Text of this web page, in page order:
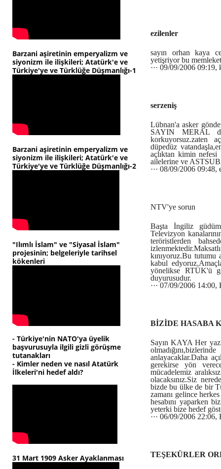
Barzani aşiretinin emperyalizm ve
siyonizm ile ilişkileri; Atatürk'e ve
Türkiye'ye ve Türklüğe Düşmanlığı-1
Barzani aşiretinin emperyalizm ve
siyonizm ile ilişkileri; Atatürk'e ve
Türkiye'ye ve Türklüğe Düşmanlığı-2
"Ilımlı İslam" ve "Siyasal İslam"
projesinin; belgeleriyle tarihsel
kökenleri
- Türkiye'nin NATO'ya üyelik
başvurusuyla ilgili gizli görüşme
tutanakları
- Kimler neden ve nasıl Atatürk
İlkeleri'ni hedef aldı?
31 Mart 1909 Asker Ayaklanması
ezilenler
sayın orhan kaya
yetişriyor bu
··· 09/09/2006 09:19,
serzeniş
Lübnan'a asker
SAYIN MERAL
korkuyorsuz.zaten
düpedüz
açlıktan kimin nefesi
ailelerine ve
··· 08/09/2006
NTV'ye sorun
Başta İngiliz
Televizyon
teröristlerden
kınıyoruz.Bu tutumu
kabul
yönelikse RTÜK'ü
duyurusudur.
··· 07/09/2006
BİZİDE HASABA
Sayın KAYA Her
anlayacaklar.Daha
gerekirse yön
mücadelemiz
olacaksınız.Siz
bizde bu ülke de bir
zamanı gelince
hesabını yaparken
yeterki bize hedef
··· 06/09/2006
TEŞEKÜRLER